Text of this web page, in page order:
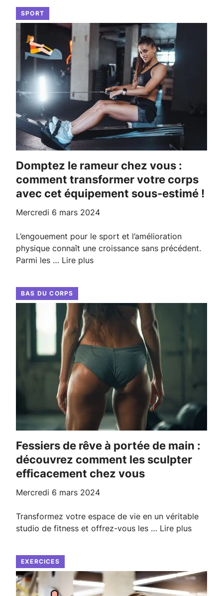
SPORT
Domptez le rameur chez vous :
comment transformer votre corps
avec cet équipement sous-estimé !
mercredi 6 mars 2024
L’engouement pour le sport et l’amélioration
physique connaît une croissance sans précédent.
Parmi les … Lire plus
BAS DU CORPS
Fessiers de rêve à portée de main :
découvrez comment les sculpter
efficacement chez vous
mercredi 6 mars 2024
Transformez votre espace de vie en un véritable
studio de fitness et offrez-vous les … Lire plus
EXERCICES